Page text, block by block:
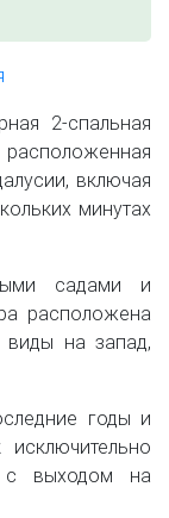
2-спальная
включая
минутах
садами и
расположена
на запад,
годы и
с выходом на